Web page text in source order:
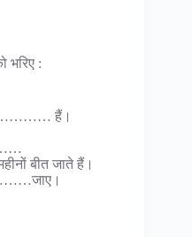
भरिए :
………… हैं।
बीत जाते हैं।